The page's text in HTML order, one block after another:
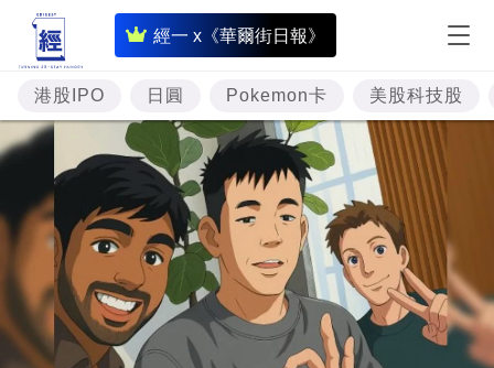
經一 x《華爾街日報》
即
時
財
經
專
投
資
樓
市
港股IPO 日圓 Pokemon卡 美股科技股